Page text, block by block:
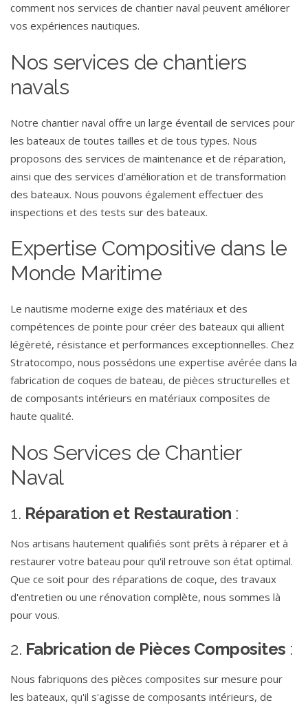
comment nos services de chantier naval peuvent améliorer
vos expériences nautiques.
Nos services de chantiers
navals
Notre chantier naval offre un large éventail de services pour
les bateaux de toutes tailles et de tous types. Nous
proposons des services de maintenance et de réparation,
ainsi que des services d'amélioration et de transformation
des bateaux. Nous pouvons également effectuer des
inspections et des tests sur des bateaux.
Expertise Compositive dans le
Monde Maritime
Le nautisme moderne exige des matériaux et des
compétences de pointe pour créer des bateaux qui allient
légèreté, résistance et performances exceptionnelles. Chez
Stratocompo, nous possédons une expertise avérée dans la
fabrication de coques de bateau, de pièces structurelles et
de composants intérieurs en matériaux composites de
haute qualité.
Nos Services de Chantier
Naval
1. Réparation et Restauration :
Nos artisans hautement qualifiés sont prêts à réparer et à
restaurer votre bateau pour qu'il retrouve son état optimal.
Que ce soit pour des réparations de coque, des travaux
d'entretien ou une rénovation complète, nous sommes là
pour vous.
2. Fabrication de Pièces Composites :
Nous fabriquons des pièces composites sur mesure pour
les bateaux, qu'il s'agisse de composants intérieurs, de